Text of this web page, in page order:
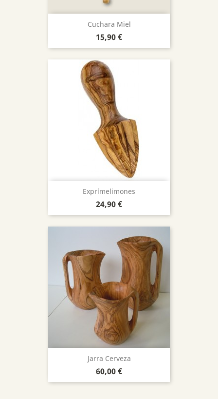
Cuchara Miel
Precio
15,90 €
Exprímelimones
Precio
24,90 €
Jarra Cerveza
Precio
60,00 €